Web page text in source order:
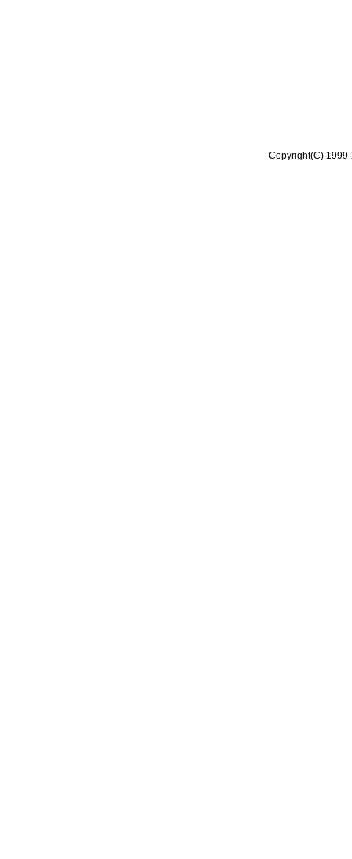
Copyright(C)